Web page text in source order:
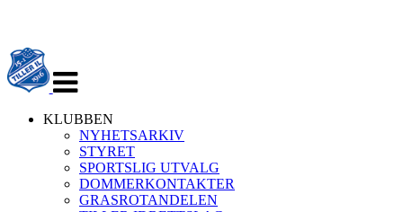
navigasjon
KLUBBEN
NYHETSARKIV
STYRET
SPORTSLIG UTVALG
DOMMERKONTAKTER
GRASROTANDELEN